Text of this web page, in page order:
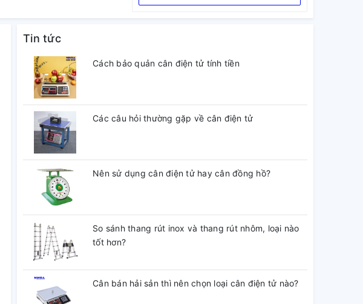
Tin tức
Cách bảo quản cân điện tử tính tiền
Các câu hỏi thường gặp về cân điện tử
Nên sử dụng cân điện tử hay cân đồng hồ?
So sánh thang rút inox và thang rút nhôm, loại nào
tốt hơn?
Cân bán hải sản thì nên chọn loại cân điện tử nào?